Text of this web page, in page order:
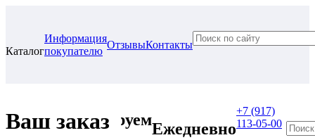
Каталог
Информация
покупателю
ОтзывыКонтакты
Ваш заказ
Проконсультируем
Ежедневно
+7 (917)
113-05-00